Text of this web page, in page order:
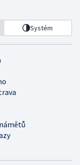
Systém